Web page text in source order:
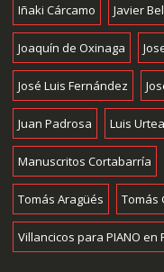
Iñaki Cárcamo Javier
Joaquín de Oxinaga
José Luis Fernández
Juan Padrosa Luis
Manuscritos Cortabarría
Tomás Aragüés Tomás
Villancicos para PIANO en